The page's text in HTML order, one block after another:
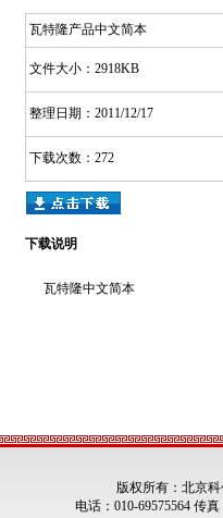
瓦特隆产品中文简本
文件大小：2918KB
整理日期：2011/12/17
下载次数：272
下载说明
瓦特隆中文简本
版权所有：北京
电话：010-69575564 传